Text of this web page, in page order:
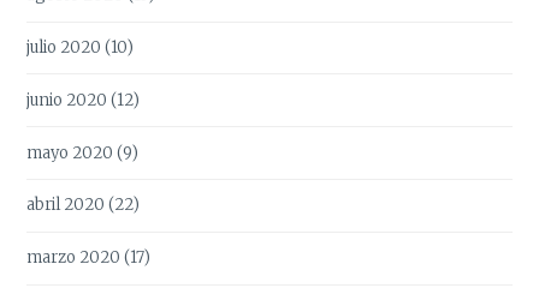
julio 2020 (10)
junio 2020 (12)
mayo 2020 (9)
abril 2020 (22)
marzo 2020 (17)